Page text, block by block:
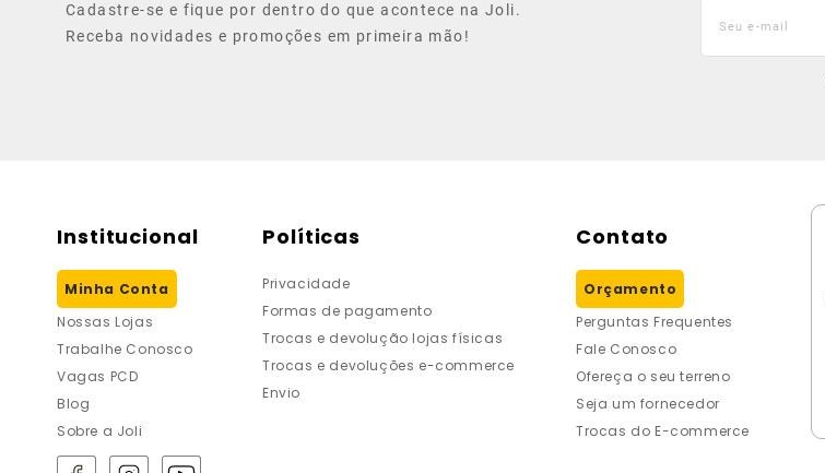
Cadastre-se e fique por dentro do que acontece na Joli.
Receba novidades e promoções em primeira mão!
Institucional
Minha Conta
Nossas Lojas
Trabalhe Conosco
Vagas PCD
Blog
Sobre a Joli
Políticas
Privacidade
Formas de pagamento
Trocas e devolução lojas físicas
Trocas e devoluções e-commerce
Envio
Contato
Orçamento
Perguntas Frequentes
Fale Conosco
Ofereça o seu terreno
Seja um fornecedor
Trocas do E-commerce